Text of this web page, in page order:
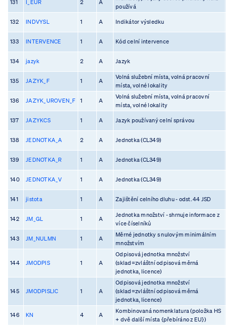
131 I_EUR 2 A
používá
132 INDVYSL 1 A Indikátor výsledku
133 INTERVENCE 1 A Kód celní intervence
134 jazyk 2 A Jazyk
135 JAZYK_F 1 A
Volná služební místa, volná pracovní
místa, volné lokality
136 JAZYK_UROVEN_F 1 A
Volná služební místa, volná pracovní
místa, volné lokality
137 JAZYKCS 1 A Jazyk používaný celní správou
138 JEDNOTKA_A 2 A Jednotka (CL349)
139 JEDNOTKA_R 1 A Jednotka (CL349)
140 JEDNOTKA_V 1 A Jednotka (CL349)
141 jistota 1 A Zajištění celního dluhu - odst. 44 JSD
142 JM_GL 1 A
Jednotka množství - shrnuje informace z
více číselníků
143 JM_NULMN 1 A
Měrné jednotky s nulovým minimálním
množstvím
144 JMODPIS 1 A
Odpisová jednotka množství
(sklad=zvláštní odpisová měrná
jednotka, licence)
145 JMODPISLIC 1 A
Odpisová jednotka množství
(sklad=zvláštní odpisová měrná
jednotka, licence)
146 KN 4 A
Kombinovaná nomenklatura (položka HS
+ dvě další místa {přebíráno z EU})